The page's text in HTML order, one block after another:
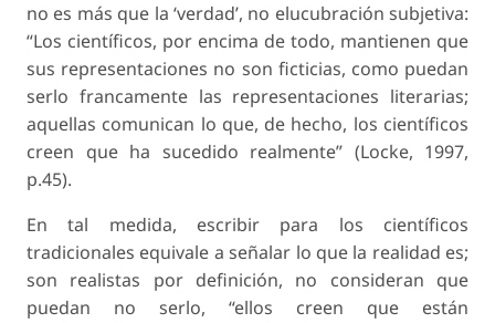
no es más que la ‘verdad’, no elucubración subjetiva:
“Los científicos, por encima de todo, mantienen que
sus representaciones no son ficticias, como puedan
serlo francamente las representaciones literarias;
aquellas comunican lo que, de hecho, los científicos
creen que ha sucedido realmente” (Locke, 1997,
p.45).
En tal medida, escribir para los científicos
tradicionales equivale a señalar lo que la realidad es;
son realistas por definición, no consideran que
puedan no serlo, “ellos creen que están